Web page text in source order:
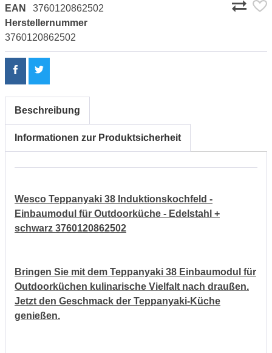
EAN
3760120862502
Herstellernummer
3760120862502
Beschreibung
Informationen zur Produktsicherheit
Wesco Teppanyaki 38 Induktionskochfeld -
Einbaumodul für Outdoorküche - Edelstahl +
schwarz 3760120862502
Bringen Sie mit dem Teppanyaki 38 Einbaumodul für
Outdoorküchen kulinarische Vielfalt nach draußen.
Jetzt den Geschmack der Teppanyaki-Küche
genießen.